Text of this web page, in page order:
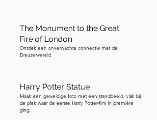
waarop de brug zichzelf letterlijk uit
elkaar scheurt. De manier waarop de
brug draait en kronkelt, doet hem bijna
brug kun je ook een glimp opvangen
van de kathedraal van Saint Paul. De
kathedraal is de thuisbasis van de
The Monument to the Great
Fire of London
Ontdek een onverwachte connectie met de
Dreuzelwereld.
Harry Potter Statue
Maak een geweldige foto met een standbeeld, vlak bij
de plek waar de eerste Harry Potter-film in première
ging.